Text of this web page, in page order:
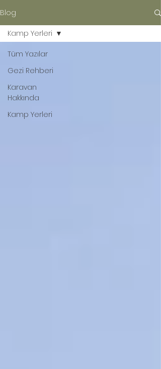
Blog
Tüm Yazılar
Gezi Rehberi
Karavan
Hakkında
Kamp Yerleri
Kamp Yerleri